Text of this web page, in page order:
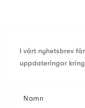
I vårt nyhetsbrev
uppdateringar
Namn